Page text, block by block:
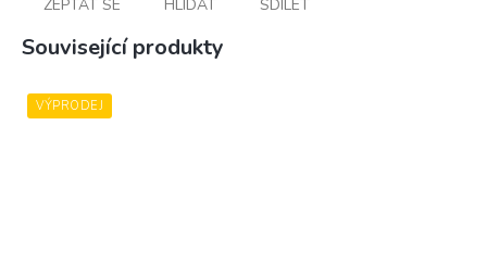
ZEPTAT SE HLÍDAT SDÍLET
Související produkty
VÝPRODEJ